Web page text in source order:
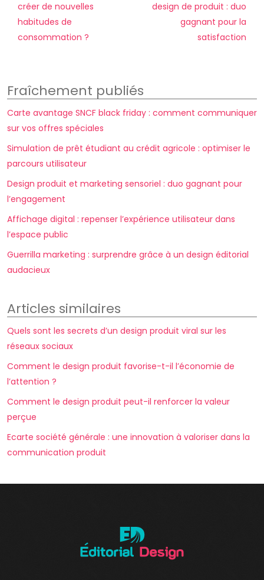
créer de nouvelles
habitudes de
consommation ?
design de produit : duo
gagnant pour la
satisfaction
Fraîchement publiés
Carte avantage SNCF black friday : comment communiquer
sur vos offres spéciales
Simulation de prêt étudiant au crédit agricole : optimiser le
parcours utilisateur
Design produit et marketing sensoriel : duo gagnant pour
l’engagement
Affichage digital : repenser l’expérience utilisateur dans
l’espace public
Guerrilla marketing : surprendre grâce à un design éditorial
audacieux
Articles similaires
Quels sont les secrets d’un design produit viral sur les
réseaux sociaux
Comment le design produit favorise-t-il l’économie de
l’attention ?
Comment le design produit peut-il renforcer la valeur
perçue
Ecarte société générale : une innovation à valoriser dans la
communication produit